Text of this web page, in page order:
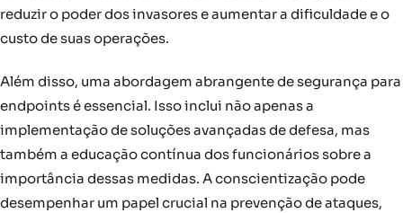
reduzir o poder dos invasores e aumentar a dificuldade e o
custo de suas operações.
Além disso, uma abordagem abrangente de segurança para
endpoints é essencial. Isso inclui não apenas a
implementação de soluções avançadas de defesa, mas
também a educação contínua dos funcionários sobre a
importância dessas medidas. A conscientização pode
desempenhar um papel crucial na prevenção de ataques,